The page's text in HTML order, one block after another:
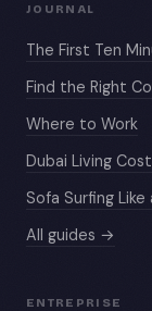
JOURNAL
The First Ten
Find the Right
Where to Work
Dubai Living
Sofa Surfing Like
All guides →
ENTREPRISE